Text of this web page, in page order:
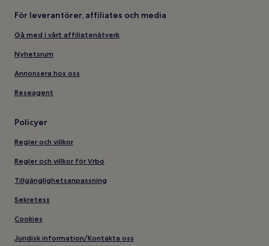
För leverantörer, affiliates och media
Gå med i vårt affiliatenätverk
Nyhetsrum
Annonsera hos oss
Reseagent
Policyer
Regler och villkor
Regler och villkor för Vrbo
Tillgänglighetsanpassning
Sekretess
Cookies
Juridisk information/Kontakta oss